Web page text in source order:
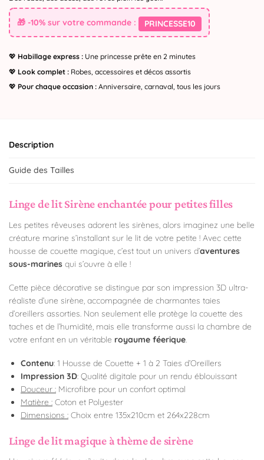
🎁 -10% sur votre commande : PRINCESSE10
💖 Habillage express : Une princesse prête en 2 minutes
💖 Look complet : Robes, accessoires et décos assortis
💖 Pour chaque occasion : Anniversaire, carnaval, tous les jours
Description
Guide des Tailles
Linge de lit Sirène enchantée pour petites filles
Les petites rêveuses adorent les sirènes, alors imaginez une belle
créature marine s’installant sur le lit de votre petite ! Avec cette
housse de couette magique, c’est tout un univers d’aventures
sous-marines qui s’ouvre à elle !
Cette pièce décorative se distingue par son impression 3D ultra-
réaliste d’une sirène, accompagnée de charmantes taies
d’oreillers assorties. Non seulement elle protège la couette des
taches et de l’humidité, mais elle transforme aussi la chambre de
votre enfant en un véritable royaume féerique.
Contenu: 1 Housse de Couette + 1 à 2 Taies d’Oreillers
Impression 3D: Qualité digitale pour un rendu éblouissant
Douceur : Microfibre pour un confort optimal
Matière : Coton et Polyester
Dimensions : Choix entre 135x210cm et 264x228cm
Linge de lit magique à thème de sirène